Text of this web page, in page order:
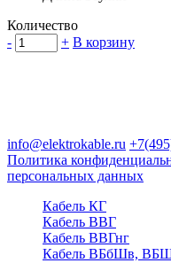
Количество
-
+ В корзину
info@elektrokable.ru
Политика
персональных данных
Кабель КГ
Кабель ВВГ
Кабель ВВГнг
Кабель ВБбШв,